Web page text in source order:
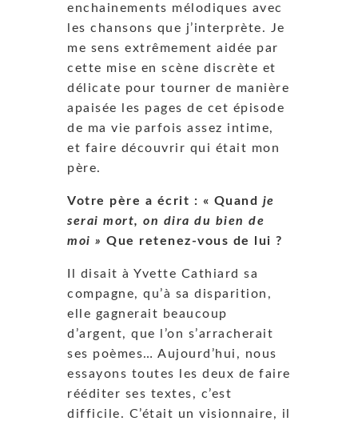
enchainements mélodiques avec
les chansons que j’interprète. Je
me sens extrêmement aidée par
cette mise en scène discrète et
délicate pour tourner de manière
apaisée les pages de cet épisode
de ma vie parfois assez intime,
et faire découvrir qui était mon
père.
Votre père a écrit : « Quand je
serai mort, on dira du bien de
moi » Que retenez-vous de lui ?
Il disait à Yvette Cathiard sa
compagne, qu’à sa disparition,
elle gagnerait beaucoup
d’argent, que l’on s’arracherait
ses poèmes… Aujourd’hui, nous
essayons toutes les deux de faire
rééditer ses textes, c’est
difficile. C’était un visionnaire, il